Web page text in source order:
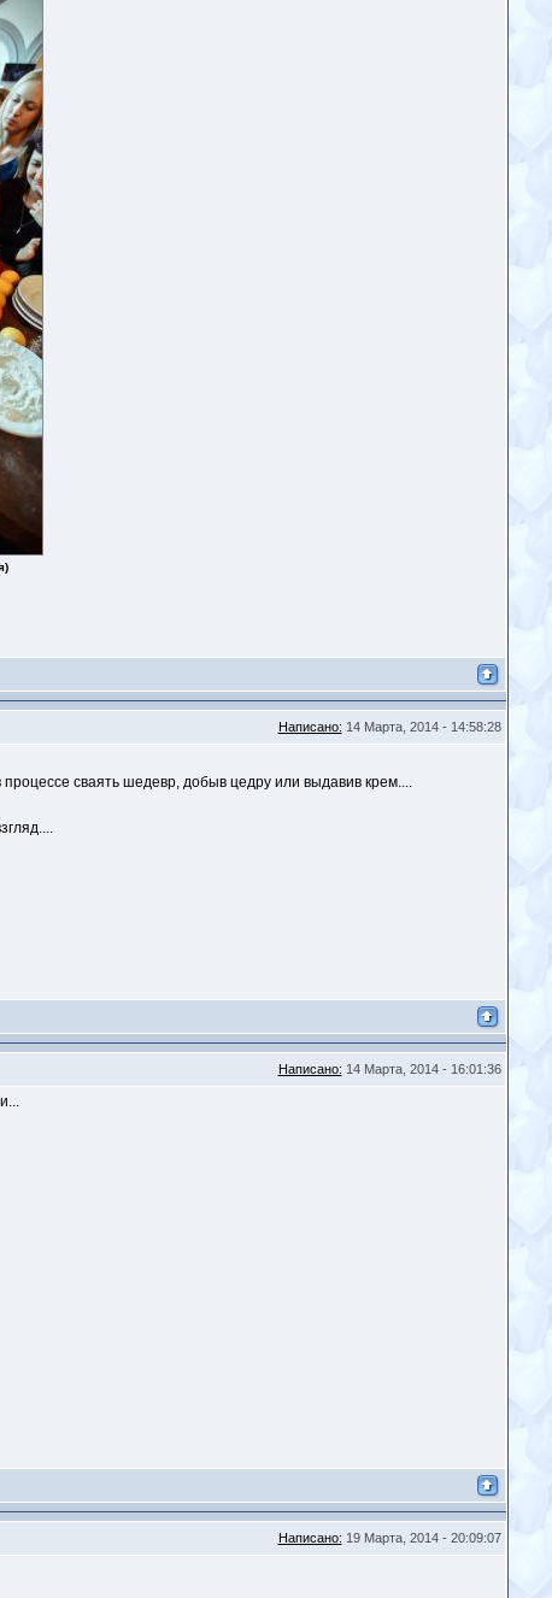
Написано: 14 Марта, 2014 - 14:58:28
процессе сваять шедевр, добыв цедру или выдавив крем....
Написано: 14 Марта, 2014 - 16:01:36
Написано: 19 Марта, 2014 - 20:09:07